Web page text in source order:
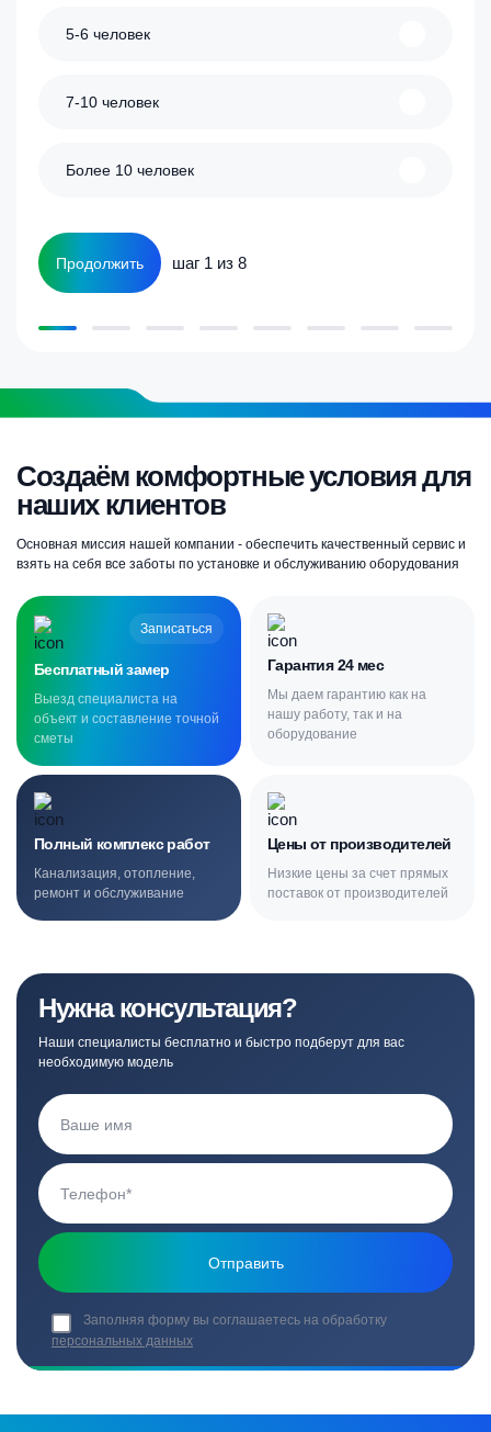
5-6 человек
7-10 человек
Более 10 человек
Продолжить шаг 1 из 8
Создаём комфортные условия для
наших клиентов
Основная миссия нашей компании - обеспечить качественный сервис и
взять на себя все заботы по установке и обслуживанию оборудования
Записаться
Бесплатный замер
Выезд специалиста на
объект и составление точной
сметы
Гарантия 24 мес
Мы даем гарантию как на
нашу работу, так и на
оборудование
Полный комплекс работ
Канализация, отопление,
ремонт и обслуживание
Цены от производителей
Низкие цены за счет прямых
поставок от производителей
Нужна консультация?
Наши специалисты бесплатно и быстро подберут для вас
необходимую модель
Заполняя форму вы соглашаетесь на обработку
персональных данных